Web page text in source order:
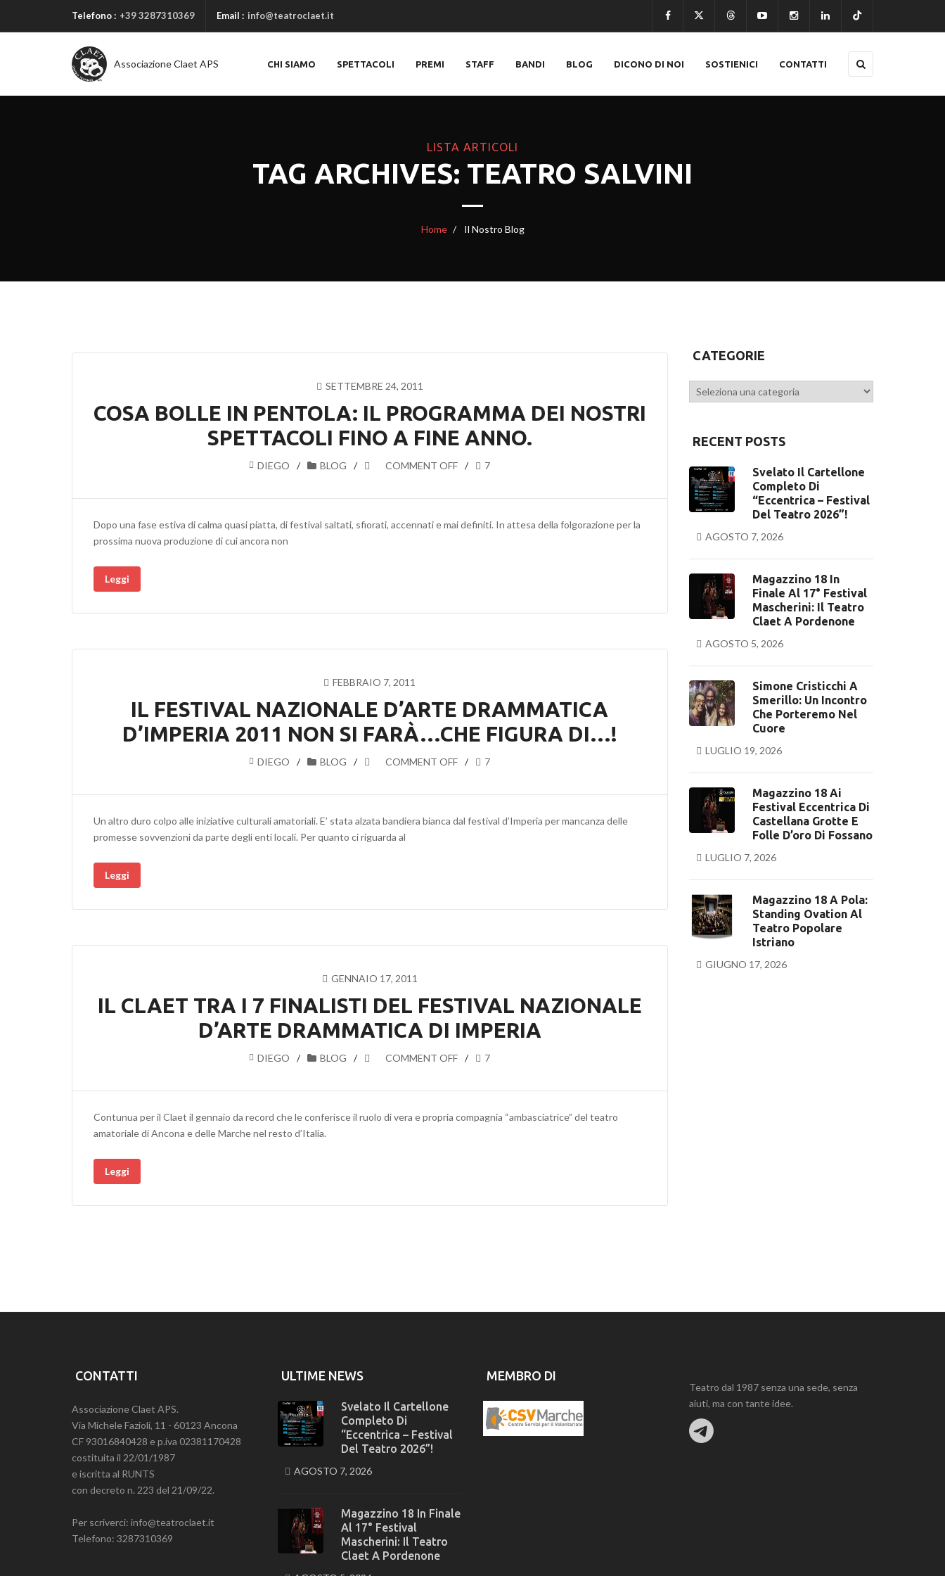
Telefono : +39 3287310369 Email : info@teatroclaet.it
Associazione Claet APS CHI SIAMO SPETTACOLI PREMI STAFF BANDI BLOG DICONO DI NOI SOSTIENICI CONTATTI
LISTA ARTICOLI
TAG ARCHIVES: TEATRO SALVINI
Home Il Nostro Blog
SETTEMBRE 24, 2011
COSA BOLLE IN PENTOLA: IL PROGRAMMA DEI NOSTRI
SPETTACOLI FINO A FINE ANNO.
DIEGO BLOG COMMENT OFF 7
Dopo una fase estiva di calma quasi piatta, di festival saltati, sfiorati, accennati e mai definiti. In attesa della folgorazione per la
prossima nuova produzione di cui ancora non
Leggi
FEBBRAIO 7, 2011
IL FESTIVAL NAZIONALE D’ARTE DRAMMATICA
D’IMPERIA 2011 NON SI FARÀ…CHE FIGURA DI…!
DIEGO BLOG COMMENT OFF 7
Un altro duro colpo alle iniziative culturali amatoriali. E’ stata alzata bandiera bianca dal festival d’Imperia per mancanza delle
promesse sovvenzioni da parte degli enti locali. Per quanto ci riguarda al
Leggi
GENNAIO 17, 2011
IL CLAET TRA I 7 FINALISTI DEL FESTIVAL NAZIONALE
D’ARTE DRAMMATICA DI IMPERIA
DIEGO BLOG COMMENT OFF 7
Contunua per il Claet il gennaio da record che le conferisce il ruolo di vera e propria compagnia “ambasciatrice” del teatro
amatoriale di Ancona e delle Marche nel resto d’Italia.
Leggi
CATEGORIE
Categorie
RECENT POSTS
Svelato Il Cartellone
Completo Di
“Eccentrica – Festival
Del Teatro 2026”!
AGOSTO 7, 2026
Magazzino 18 In
Finale Al 17° Festival
Mascherini: Il Teatro
Claet A Pordenone
AGOSTO 5, 2026
Simone Cristicchi A
Smerillo: Un Incontro
Che Porteremo Nel
Cuore
LUGLIO 19, 2026
Magazzino 18 Ai
Festival Eccentrica Di
Castellana Grotte E
Folle D’oro Di Fossano
LUGLIO 7, 2026
Magazzino 18 A Pola:
Standing Ovation Al
Teatro Popolare
Istriano
GIUGNO 17, 2026
CONTATTI
Associazione Claet APS.
Via Michele Fazioli, 11 - 60123 Ancona
CF 93016840428 e p.iva 02381170428
costituita il 22/01/1987
e iscritta al RUNTS
con decreto n. 223 del 21/09/22.
Per scriverci: info@teatroclaet.it
Telefono: 3287310369
ULTIME NEWS
Svelato Il Cartellone
Completo Di
“Eccentrica – Festival
Del Teatro 2026”!
AGOSTO 7, 2026
Magazzino 18 In Finale
Al 17° Festival
Mascherini: Il Teatro
Claet A Pordenone
MEMBRO DI
Teatro dal 1987 senza una sede, senza
aiuti, ma con tante idee.